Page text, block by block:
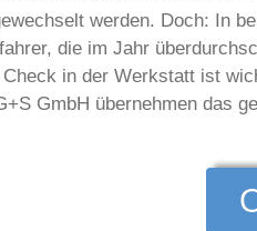
werden. Doch: In
die im Jahr
in der Werkstatt ist
GmbH übernehmen das